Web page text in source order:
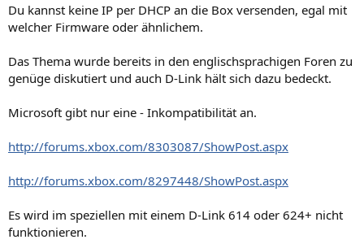
Du kannst keine IP per DHCP an die Box versenden, egal mit
welcher Firmware oder ähnlichem.
Das Thema wurde bereits in den englischsprachigen Foren zu
genüge diskutiert und auch D-Link hält sich dazu bedeckt.
Microsoft gibt nur eine - Inkompatibilität an.
http://forums.xbox.com/8303087/ShowPost.aspx
http://forums.xbox.com/8297448/ShowPost.aspx
Es wird im speziellen mit einem D-Link 614 oder 624+ nicht
funktionieren.